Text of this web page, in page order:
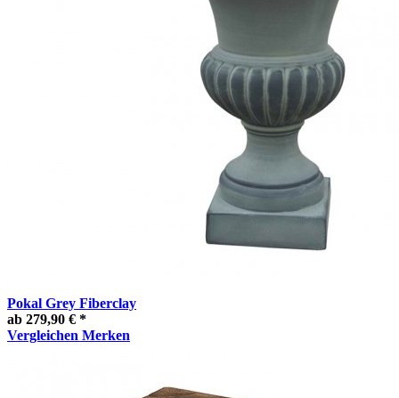
Pokal Grey Fiberclay
ab 279,90 € *
Vergleichen Merken